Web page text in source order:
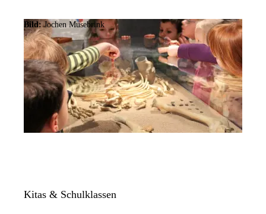
Bild: Jochen Musebrink
Kitas & Schulklassen